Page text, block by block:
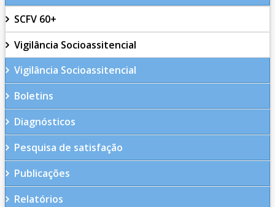
SCFV 60+
Vigilância Socioassitencial
Vigilância Socioassitencial
Boletins
Diagnósticos
Pesquisa de satisfação
Publicações
Relatórios